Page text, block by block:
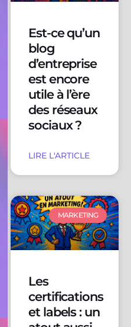
Est-ce qu’un
blog
d’entreprise
est encore
utile à l’ère
des réseaux
sociaux ?
LIRE L'ARTICLE
MARKETING
Les
certifications
et labels : un